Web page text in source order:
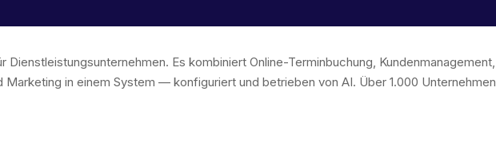
Dienstleistungsunternehmen. Es kombiniert Online-Terminbuchung, Kundenmanagement,
Marketing in einem System — konfiguriert und betrieben von AI. Über 1.000 Unternehmen